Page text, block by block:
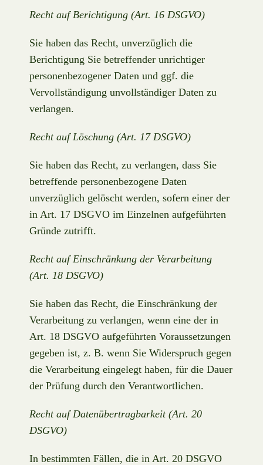
Recht auf Berichtigung (Art. 16 DSGVO)
Sie haben das Recht, unverzüglich die
Berichtigung Sie betreffender unrichtiger
personenbezogener Daten und ggf. die
Vervollständigung unvollständiger Daten zu
verlangen.
Recht auf Löschung (Art. 17 DSGVO)
Sie haben das Recht, zu verlangen, dass Sie
betreffende personenbezogene Daten
unverzüglich gelöscht werden, sofern einer der
in Art. 17 DSGVO im Einzelnen aufgeführten
Gründe zutrifft.
Recht auf Einschränkung der Verarbeitung
(Art. 18 DSGVO)
Sie haben das Recht, die Einschränkung der
Verarbeitung zu verlangen, wenn eine der in
Art. 18 DSGVO aufgeführten Voraussetzungen
gegeben ist, z. B. wenn Sie Widerspruch gegen
die Verarbeitung eingelegt haben, für die Dauer
der Prüfung durch den Verantwortlichen.
Recht auf Datenübertragbarkeit (Art. 20
DSGVO)
In bestimmten Fällen, die in Art. 20 DSGVO